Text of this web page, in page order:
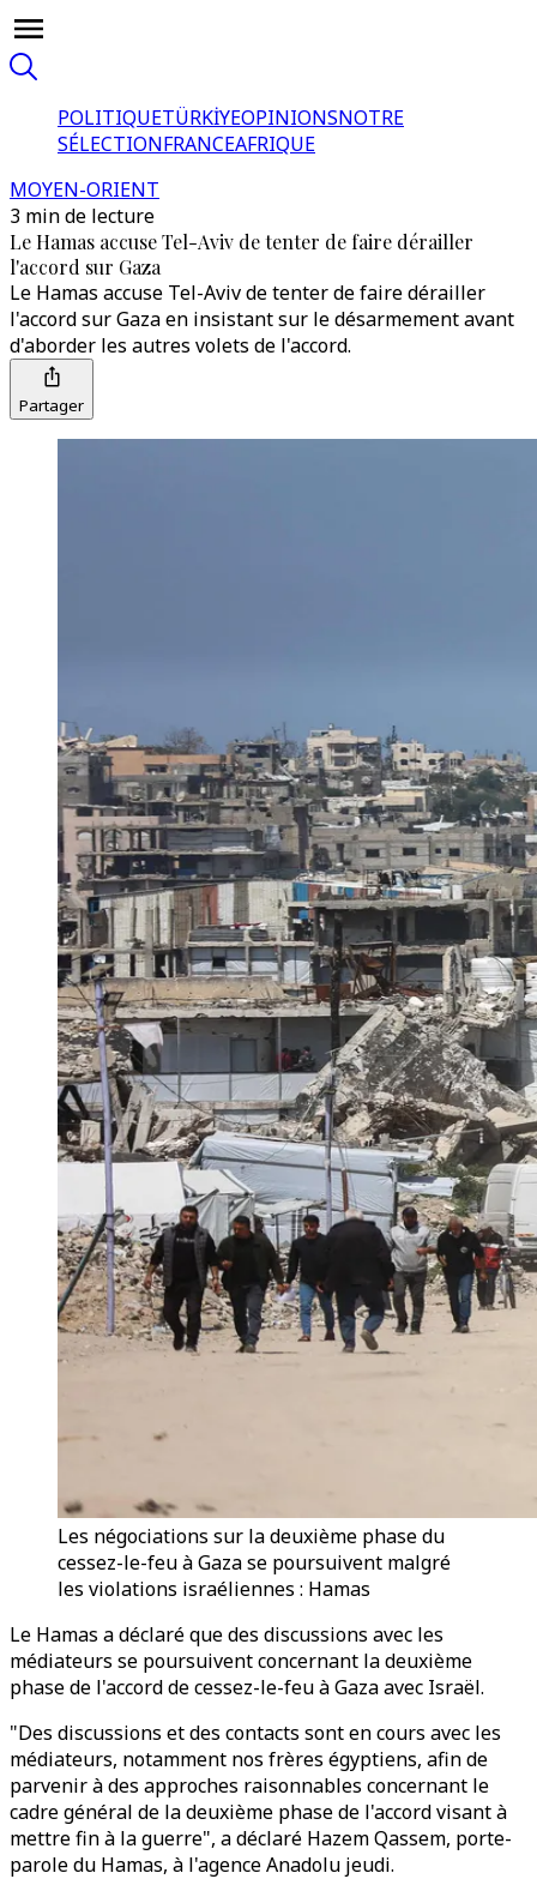
POLITIQUETÜRKİYEOPINIONSNOTRE
SÉLECTIONFRANCEAFRIQUE
MOYEN-ORIENT
3 min de lecture
Le Hamas accuse Tel-Aviv de tenter de faire dérailler
l'accord sur Gaza
Le Hamas accuse Tel-Aviv de tenter de faire dérailler
l'accord sur Gaza en insistant sur le désarmement avant
d'aborder les autres volets de l'accord.
Partager
Les négociations sur la deuxième phase du
cessez-le-feu à Gaza se poursuivent malgré
les violations israéliennes : Hamas
Le Hamas a déclaré que des discussions avec les
médiateurs se poursuivent concernant la deuxième
phase de l'accord de cessez-le-feu à Gaza avec Israël.
"Des discussions et des contacts sont en cours avec les
médiateurs, notamment nos frères égyptiens, afin de
parvenir à des approches raisonnables concernant le
cadre général de la deuxième phase de l'accord visant à
mettre fin à la guerre", a déclaré Hazem Qassem, porte-
parole du Hamas, à l'agence Anadolu jeudi.